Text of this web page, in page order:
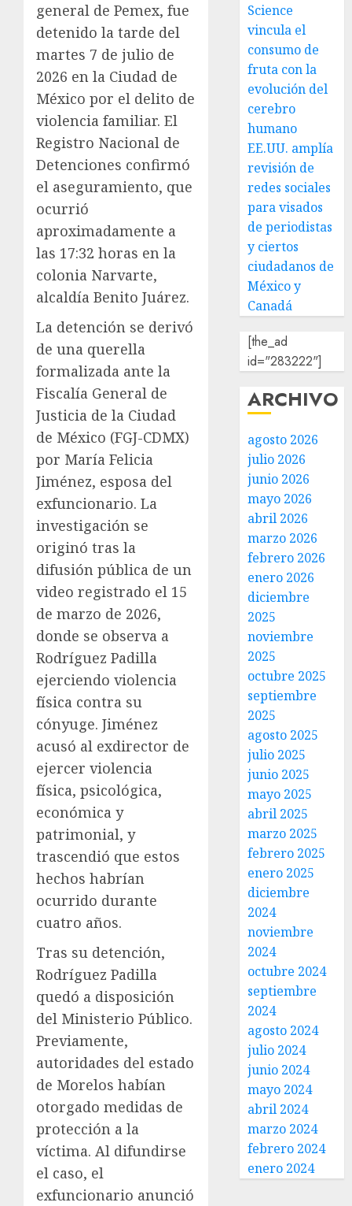
general de Pemex, fue
detenido la tarde del
martes 7 de julio de
2026 en la Ciudad de
México por el delito de
violencia familiar. El
Registro Nacional de
Detenciones confirmó
el aseguramiento, que
ocurrió
aproximadamente a
las 17:32 horas en la
colonia Narvarte,
alcaldía Benito Juárez.
La detención se derivó
de una querella
formalizada ante la
Fiscalía General de
Justicia de la Ciudad
de México (FGJ-CDMX)
por María Felicia
Jiménez, esposa del
exfuncionario. La
investigación se
originó tras la
difusión pública de un
video registrado el 15
de marzo de 2026,
donde se observa a
Rodríguez Padilla
ejerciendo violencia
física contra su
cónyuge. Jiménez
acusó al exdirector de
ejercer violencia
física, psicológica,
económica y
patrimonial, y
trascendió que estos
hechos habrían
ocurrido durante
cuatro años.
Tras su detención,
Rodríguez Padilla
quedó a disposición
del Ministerio Público.
Previamente,
autoridades del estado
de Morelos habían
otorgado medidas de
protección a la
víctima. Al difundirse
el caso, el
exfuncionario anunció
Science
vincula el
consumo de
fruta con la
evolución del
cerebro
humano
EE.UU. amplía
revisión de
redes sociales
para visados
de periodistas
y ciertos
ciudadanos de
México y
Canadá
[the_ad
id="283222"]
ARCHIVO
agosto 2026
julio 2026
junio 2026
mayo 2026
abril 2026
marzo 2026
febrero 2026
enero 2026
diciembre
2025
noviembre
2025
octubre 2025
septiembre
2025
agosto 2025
julio 2025
junio 2025
mayo 2025
abril 2025
marzo 2025
febrero 2025
enero 2025
diciembre
2024
noviembre
2024
octubre 2024
septiembre
2024
agosto 2024
julio 2024
junio 2024
mayo 2024
abril 2024
marzo 2024
febrero 2024
enero 2024